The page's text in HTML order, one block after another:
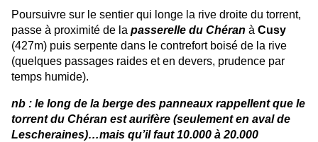
Poursuivre sur le sentier qui longe la rive droite du torrent,
passe à proximité de la passerelle du Chéran à Cusy
(427m) puis serpente dans le contrefort boisé de la rive
(quelques passages raides et en devers, prudence par
temps humide).
nb : le long de la berge des panneaux rappellent que le
torrent du Chéran est aurifère (seulement en aval de
Lescheraines)…mais qu’il faut 10.000 à 20.000